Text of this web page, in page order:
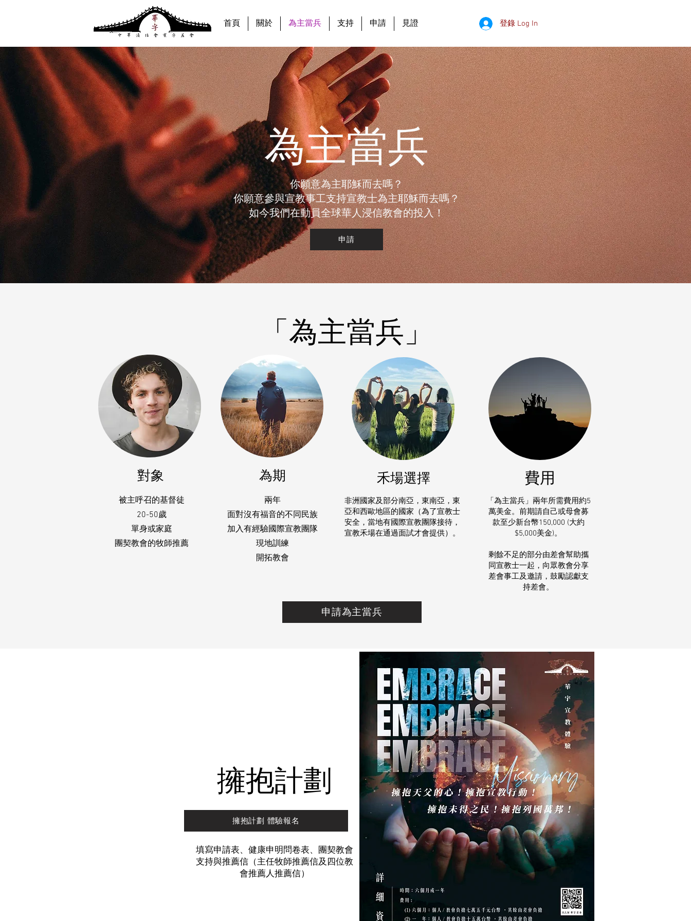
首頁 關於 為主當兵 支持 申請 見證 登錄 Log In
為主當兵
你願意為主耶穌而去嗎？
你願意參與宣教事工支持宣教士為主耶穌而去嗎？
如今我們在動員全球華人浸信教會的投入！
申請
「為主當兵」
對象 為期 禾場選擇 費用
被主呼召的基督徒
20-50歲
單身或家庭
團契教會的牧師推薦
兩年
面對沒有福音的不同民族
加入有經驗國際宣教團隊
現地訓練
開拓教會
非洲國家及部分南亞，東南亞，東
亞和西歐地區的國家（為了宣教士
安全，當地有國際宣教團隊接待，
宣教禾場在通過面試才會提供）。
「為主當兵」兩年所需費用約5
萬美金。前期請自己或母會募
款至少新台幣150,000 (大約
$5,000美金)。
剩餘不足的部分由差會幫助攜
同宣教士一起，向眾教會分享
差會事工及邀請，鼓勵認獻支
持差會。
申請為主當兵
​擁抱計劃
擁抱計劃 體驗報名
填寫申請表、健康申明問卷表、團契教會
支持與推薦信（主任牧師推薦信及四位教
會推薦人推薦信）